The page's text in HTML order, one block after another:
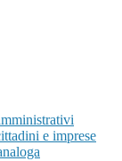
e imprese